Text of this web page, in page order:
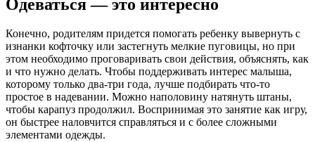
Одеваться — это интересно
Конечно, родителям придется помогать ребенку вывернуть с
изнанки кофточку или застегнуть мелкие пуговицы, но при
этом необходимо проговаривать свои действия, объяснять, как
и что нужно делать. Чтобы поддерживать интерес малыша,
которому только два-три года, лучше подбирать что-то
простое в надевании. Можно наполовину натянуть штаны,
чтобы карапуз продолжил. Воспринимая это занятие как игру,
он быстрее наловчится справляться и с более сложными
элементами одежды.